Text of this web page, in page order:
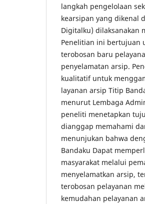
langkah pengelolaan
kearsipan yang dikenal
Digitalku) dilaksanakan
Penelitian ini bertujuan
terobosan baru
penyelamatan arsip.
kualitatif untuk
layanan arsip Titip
menurut Lembaga
peneliti menetapkan
dianggap memahami
menunjukan bahwa
Bandaku Dapat
masyarakat melalui
menyelamatkan arsip,
terobosan pelayanan
kemudahan pelayanan